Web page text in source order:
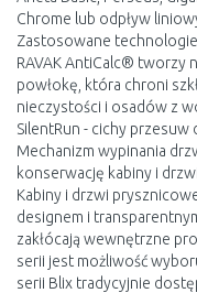
Chrome lub odpływ
Zastosowane
RAVAK AntiCalc® tworzy
powłokę, która chroni
nieczystości i osadów z
SilentRun - cichy
Mechanizm wypinania
konserwację kabiny i
Kabiny i drzwi
designem i
zakłócają wewnętrzne
serii jest możliwość
serii Blix tradycyjnie